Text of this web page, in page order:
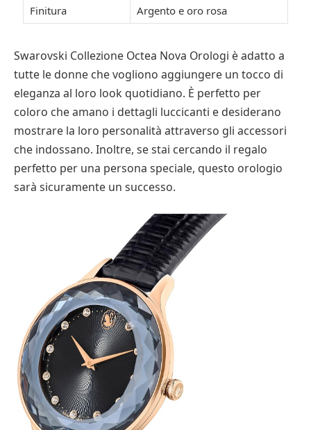
Finitura Argento e oro rosa
Swarovski Collezione Octea Nova Orologi è adatto a
tutte le donne che vogliono aggiungere un tocco di
eleganza al loro look quotidiano. È perfetto per
coloro che amano i dettagli luccicanti e desiderano
mostrare la loro personalità attraverso gli accessori
che indossano. Inoltre, se stai cercando il regalo
perfetto per una persona speciale, questo orologio
sarà sicuramente un successo.